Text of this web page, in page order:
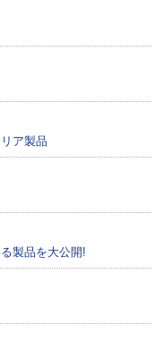
ア製品
製品を大公開!